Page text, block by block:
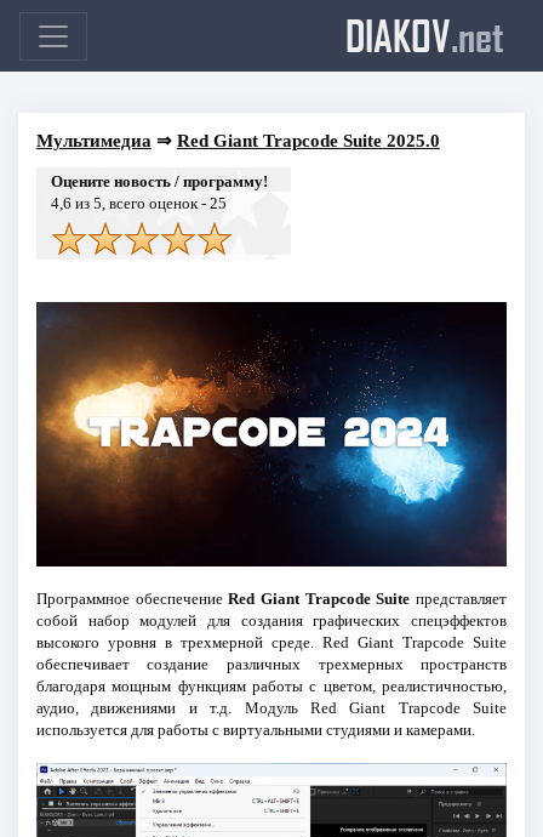
DIAKOV.net
Мультимедиа ⇒ Red Giant Trapcode Suite 2025.0
Оцените новость / программу!
4,6 из 5, всего оценок - 25
Программное обеспечениеRed Giant Trapcode Suite представляет
собой набор модулей для создания графических спецэффектов
высокого уровня в трехмерной среде. Red Giant Trapcode Suite
обеспечивает создание различных трехмерных пространств
благодаря мощным функциям работы с цветом, реалистичностью,
аудио, движениями и т.д. Модуль Red Giant Trapcode Suite
используется для работы с виртуальными студиями и камерами.